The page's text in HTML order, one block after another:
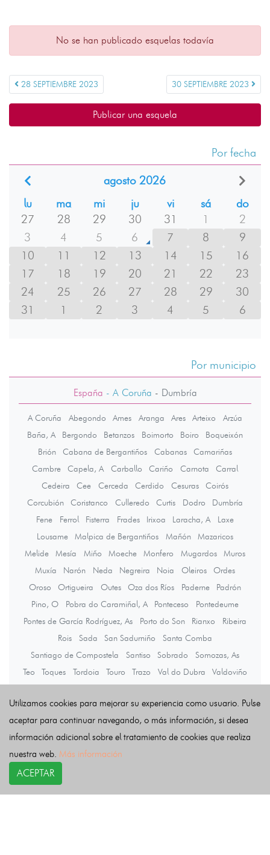
No se han publicado esquelas todavía
28 SEPTIEMBRE 2023 30 SEPTIEMBRE 2023
Publicar una esquela
Por fecha
agosto 2026
lu
ma mi ju vi sá
do
27
28 29 30 31 1
2
3
4 5 6 7 8
9
10
11 12 13 14 15
16
17
18 19 20 21 22
23
24
25 26 27 28 29
30
31
1 2 3 4 5 6
Por municipio
España - A Coruña - Dumbría
A Coruña Abegondo Ames Aranga Ares Arteixo
Arzúa
Baña, A
Bergondo Betanzos Boimorto Boiro
Boqueixón
Brión
Cabana de Bergantiños Cabanas
Camariñas
Cambre
Capela, A Carballo Cariño Carnota
Carral
Cedeira
Cee Cerceda Cerdido Cesuras
Coirós
Corcubión
Coristanco Culleredo Curtis Dodro
Dumbría
Fene
Ferrol Fisterra Frades Irixoa Laracha, A
Laxe
Lousame
Malpica de Bergantiños Mañón
Mazaricos
Melide
Mesía Miño Moeche Monfero Mugardos
Muros
Muxía
Narón Neda Negreira Noia Oleiros
Ordes
Oroso
Ortigueira Outes Oza dos Ríos Paderne
Padrón
Pino, O
Pobra do Caramiñal, A Ponteceso
Pontedeume
Pontes de García Rodríguez, As
Porto do Son Rianxo
Ribeira
Rois
Sada San Sadurniño
Santa Comba
Santiago de Compostela
Santiso Sobrado
Somozas, As
Teo
Toques Tordoia Touro Trazo Val do Dubra
Valdoviño
Últimas noticias
Utilizamos cookies para mejorar su experiencia como usuario. Pulse
aceptar para continuar navegando, o más información, si desea
información adicional sobre el tratamiento de cookies que realiza
nuestra web. Más información
ACEPTAR